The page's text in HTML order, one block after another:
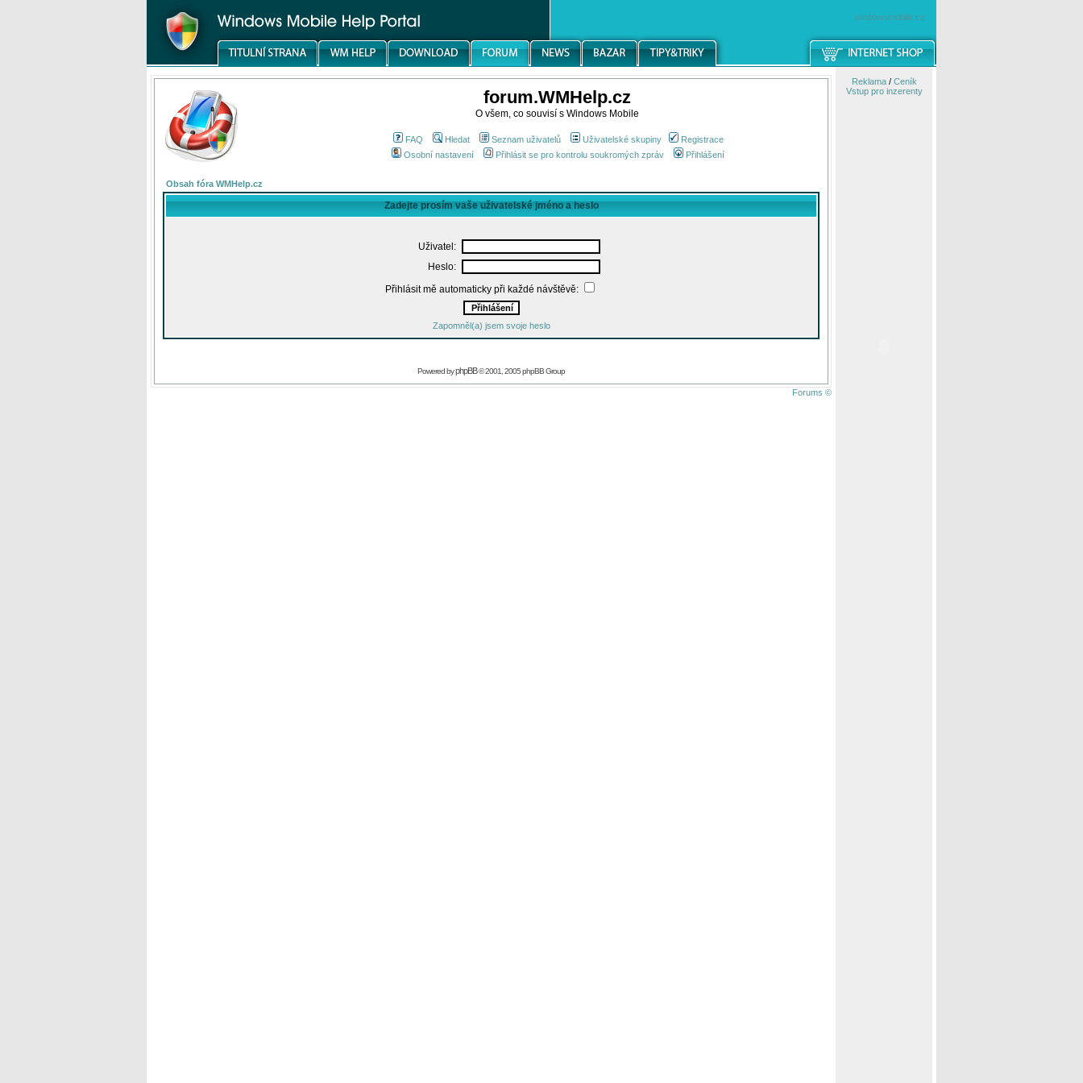
windowsmobile.cz
forum.WMHelp.cz
O všem, co souvisí s Windows Mobile
FAQ Hledat Seznam uživatelů Uživatelské skupiny
Registrace
Osobní nastavení
Přihlásit se pro kontrolu soukromých zpráv Přihlášení
Obsah fóra WMHelp.cz
Zadejte prosím vaše uživatelské jméno a heslo
Uživatel:
Heslo:
Přihlásit mě automaticky při každé návštěvě:
Zapomněl(a) jsem svoje heslo
Powered byphpBB© 2001, 2005 phpBB Group
Forums ©
Reklama/ Ceník
Vstup pro inzerenty